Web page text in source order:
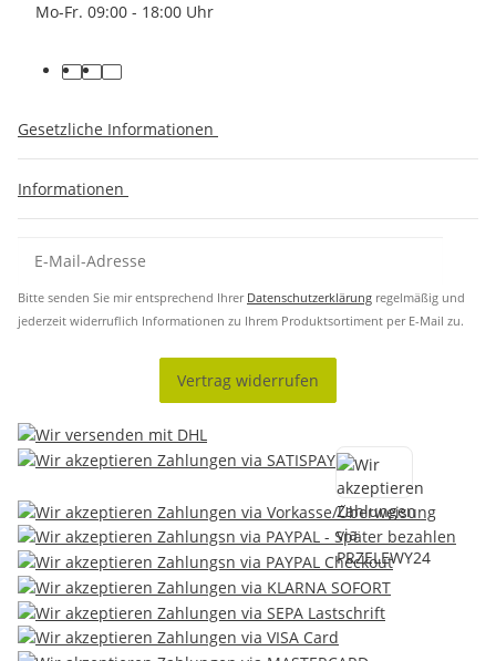
Mo-Fr. 09:00 - 18:00 Uhr
Gesetzliche Informationen
Informationen
Bitte senden Sie mir entsprechend Ihrer Datenschutzerklärung regelmäßig und
jederzeit widerruflich Informationen zu Ihrem Produktsortiment per E-Mail zu.
Vertrag widerrufen